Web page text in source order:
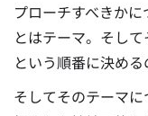
プローチすべきか
とはテーマ。そし
という順番に決める
そしてそのテーマ